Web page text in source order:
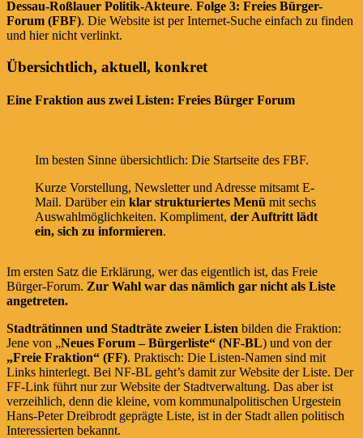
Dessau-Roßlauer Politik-Akteure. Folge 3: Freies Bürger-
Forum (FBF). Die Website ist per Internet-Suche einfach zu finden
und hier nicht verlinkt.
Übersichtlich, aktuell, konkret
Eine Fraktion aus zwei Listen: Freies Bürger Forum
Im besten Sinne übersichtlich: Die Startseite des FBF.
Kurze Vorstellung, Newsletter und Adresse mitsamt E-
Mail. Darüber ein klar strukturiertes Menü mit sechs
Auswahlmöglichkeiten. Kompliment, der Auftritt lädt
ein, sich zu informieren.
Im ersten Satz die Erklärung, wer das eigentlich ist, das Freie
Bürger-Forum. Zur Wahl war das nämlich gar nicht als Liste
angetreten.
Stadträtinnen und Stadträte zweier Listen bilden die Fraktion:
Jene von „Neues Forum – Bürgerliste“ (NF-BL) und von der
„Freie Fraktion“ (FF). Praktisch: Die Listen-Namen sind mit
Links hinterlegt. Bei NF-BL geht’s damit zur Website der Liste. Der
FF-Link führt nur zur Website der Stadtverwaltung. Das aber ist
verzeihlich, denn die kleine, vom kommunalpolitischen Urgestein
Hans-Peter Dreibrodt geprägte Liste, ist in der Stadt allen politisch
Interessierten bekannt.